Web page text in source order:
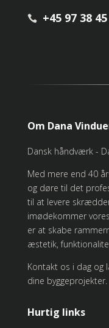
 +45 97 38
Om Dana
Dansk håndværk -
Med mere end 40
og døre til det
til at levere
imødekommer
er at skabe
æstetik,
Kontakt os i dag
dine byggeprojekter.
Hurtig links